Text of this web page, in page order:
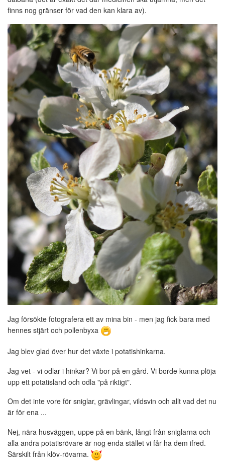
finns nog gränser för vad den kan klara av).
Jag försökte fotografera ett av mina bin - men jag fick bara med
hennes stjärt och pollenbyxa
Jag blev glad över hur det växte i potatishinkarna.
Jag vet - vi odlar i hinkar? Vi bor på en gård. Vi borde kunna plöja
upp ett potatisland och odla "på riktigt".
Om det inte vore för sniglar, grävlingar, vildsvin och allt vad det nu
är för ena ...
Nej, nära husväggen, uppe på en bänk, långt från sniglarna och
alla andra potatisrövare är nog enda stället vi får ha dem ifred.
Särskilt från klöv-rövarna.